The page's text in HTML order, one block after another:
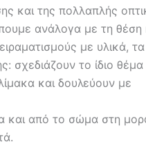
και της πολλαπλής
ανάλογα με τη θέση
με υλικά, τα
σχεδιάζουν το ίδιο
και δουλεύουν με
και από το σώμα στη